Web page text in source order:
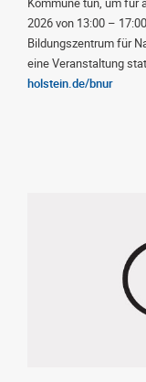
2026 von 13:00 –
Bildungszentrum für
eine Veranstaltung
holstein.de/bnur